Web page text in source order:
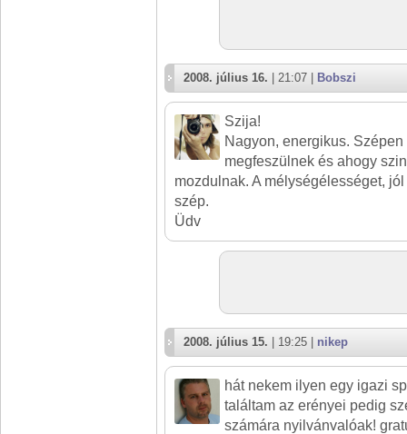
2008. július 16. | 21:07 | Bobszi
Szija!
Nagyon, energikus.
megfeszülnek és ahogy
mozdulnak. A mélységélességet,
szép.
Üdv
2008. július 15. | 19:25 | nikep
hát nekem ilyen egy igazi
találtam az erényei pedig
számára nyilvánvalóak!